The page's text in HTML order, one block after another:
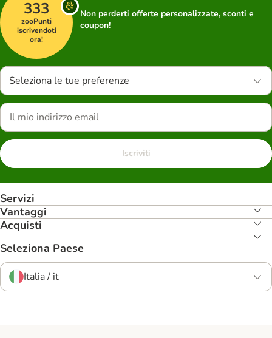
333
zooPunti
iscrivendoti
ora!
Non perderti offerte personalizzate, sconti e
coupon!
Seleziona le tue preferenze
Iscriviti
Servizi
Vantaggi
Acquisti
Seleziona Paese
Italia / it